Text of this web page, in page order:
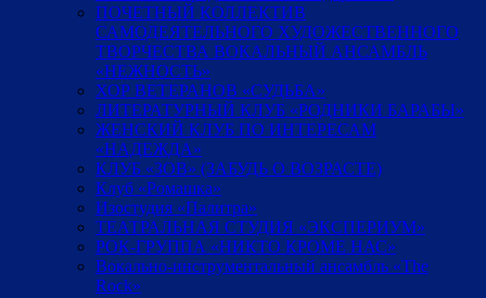
ПОЧЕТНЫЙ КОЛЛЕКТИВ
САМОДЕЯТЕЛЬНОГО ХУДОЖЕСТВЕННОГО
ТВОРЧЕСТВА ВОКАЛЬНЫЙ АНСАМБЛЬ
«НЕЖНОСТЬ»
ХОР ВЕТЕРАНОВ «СУДЬБА»
ЛИТЕРАТУРНЫЙ КЛУБ «РОДНИКИ БАРАБЫ»
ЖЕНСКИЙ КЛУБ ПО ИНТЕРЕСАМ
«НАДЕЖДА»
КЛУБ «ЗОВ» (ЗАБУДЬ О ВОЗРАСТЕ)
Клуб «Ромашка»
Изостудия «Палитра»
ТЕАТРАЛЬНАЯ СТУДИЯ «ЭКСПЕРИУМ»
РОК-ГРУППА «НИКТО КРОМЕ НАС»
Вокально-инструментальный ансамбль «The
Rock»